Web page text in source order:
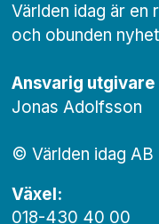
Världen idag är en
och obunden
Ansvarig
Jonas Adolfsson
© Världen idag AB
Växel:
018-430 40 00